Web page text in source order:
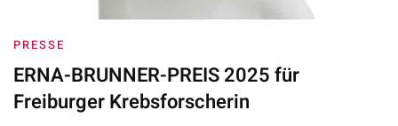
PRESSE
ERNA-BRUNNER-PREIS 2025 für
Freiburger Krebsforscherin